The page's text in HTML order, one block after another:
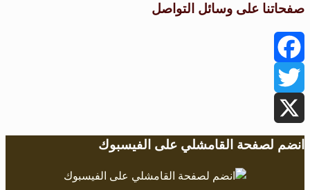
صفحاتنا على وسائل التواصل
Facebook
Twitter
X
انضم لصفحة القامشلي على الفيسبوك